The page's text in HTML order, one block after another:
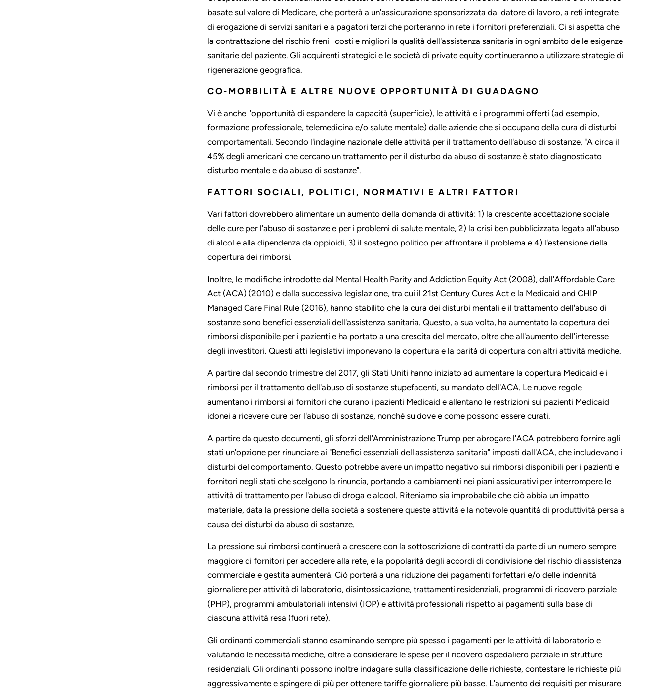
basate sul valore di Medicare, che porterà a un'assicurazione sponsorizzata dal datore di lavoro, a reti integrate
di erogazione di servizi sanitari e a pagatori terzi che porteranno in rete i fornitori preferenziali. Ci si aspetta che
la contrattazione del rischio freni i costi e migliori la qualità dell'assistenza sanitaria in ogni ambito delle esigenze
sanitarie del paziente. Gli acquirenti strategici e le società di private equity continueranno a utilizzare strategie di
rigenerazione geografica.
CO-MORBILITÀ E ALTRE NUOVE OPPORTUNITÀ DI GUADAGNO
Vi è anche l'opportunità di espandere la capacità (superficie), le attività e i programmi offerti (ad esempio,
formazione professionale, telemedicina e/o salute mentale) dalle aziende che si occupano della cura di disturbi
comportamentali. Secondo l'indagine nazionale delle attività per il trattamento dell'abuso di sostanze, "A circa il
45% degli americani che cercano un trattamento per il disturbo da abuso di sostanze è stato diagnosticato
disturbo mentale e da abuso di sostanze".
FATTORI SOCIALI, POLITICI, NORMATIVI E ALTRI FATTORI
Vari fattori dovrebbero alimentare un aumento della domanda di attività: 1) la crescente accettazione sociale
delle cure per l'abuso di sostanze e per i problemi di salute mentale, 2) la crisi ben pubblicizzata legata all'abuso
di alcol e alla dipendenza da oppioidi, 3) il sostegno politico per affrontare il problema e 4) l'estensione della
copertura dei rimborsi.
Inoltre, le modifiche introdotte dal Mental Health Parity and Addiction Equity Act (2008), dall'Affordable Care
Act (ACA) (2010) e dalla successiva legislazione, tra cui il 21st Century Cures Act e la Medicaid and CHIP
Managed Care Final Rule (2016), hanno stabilito che la cura dei disturbi mentali e il trattamento dell'abuso di
sostanze sono benefici essenziali dell'assistenza sanitaria. Questo, a sua volta, ha aumentato la copertura dei
rimborsi disponibile per i pazienti e ha portato a una crescita del mercato, oltre che all'aumento dell'interesse
degli investitori. Questi atti legislativi imponevano la copertura e la parità di copertura con altri attività mediche.
A partire dal secondo trimestre del 2017, gli Stati Uniti hanno iniziato ad aumentare la copertura Medicaid e i
rimborsi per il trattamento dell'abuso di sostanze stupefacenti, su mandato dell'ACA. Le nuove regole
aumentano i rimborsi ai fornitori che curano i pazienti Medicaid e allentano le restrizioni sui pazienti Medicaid
idonei a ricevere cure per l'abuso di sostanze, nonché su dove e come possono essere curati.
A partire da questo documenti, gli sforzi dell'Amministrazione Trump per abrogare l'ACA potrebbero fornire agli
stati un'opzione per rinunciare ai "Benefici essenziali dell'assistenza sanitaria" imposti dall'ACA, che includevano i
disturbi del comportamento. Questo potrebbe avere un impatto negativo sui rimborsi disponibili per i pazienti e i
fornitori negli stati che scelgono la rinuncia, portando a cambiamenti nei piani assicurativi per interrompere le
attività di trattamento per l'abuso di droga e alcool. Riteniamo sia improbabile che ciò abbia un impatto
materiale, data la pressione della società a sostenere queste attività e la notevole quantità di produttività persa a
causa dei disturbi da abuso di sostanze.
La pressione sui rimborsi continuerà a crescere con la sottoscrizione di contratti da parte di un numero sempre
maggiore di fornitori per accedere alla rete, e la popolarità degli accordi di condivisione del rischio di assistenza
commerciale e gestita aumenterà. Ciò porterà a una riduzione dei pagamenti forfettari e/o delle indennità
giornaliere per attività di laboratorio, disintossicazione, trattamenti residenziali, programmi di ricovero parziale
(PHP), programmi ambulatoriali intensivi (IOP) e attività professionali rispetto ai pagamenti sulla base di
ciascuna attività resa (fuori rete).
Gli ordinanti commerciali stanno esaminando sempre più spesso i pagamenti per le attività di laboratorio e
valutando le necessità mediche, oltre a considerare le spese per il ricovero ospedaliero parziale in strutture
residenziali. Gli ordinanti possono inoltre indagare sulla classificazione delle richieste, contestare le richieste più
aggressivamente e spingere di più per ottenere tariffe giornaliere più basse. L'aumento dei requisiti per misurare